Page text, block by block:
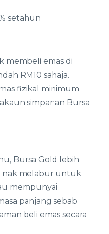
setahun
membeli emas di
RM10 sahaja.
fizikal minimum
simpanan Bursa
Bursa Gold lebih
nak melabur untuk
mempunyai
panjang sebab
beli emas secara